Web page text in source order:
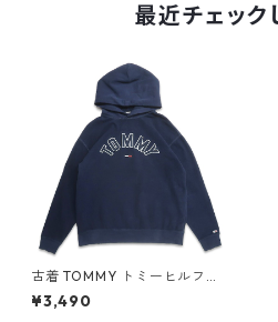
最近チェック
古着 TOMMY トミーヒルフィ
ガー 裏返し ワッペン スウェッ
トパーカー トレーナー ネイビ
¥3,490